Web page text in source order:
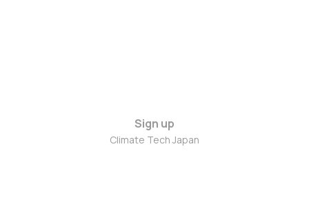
Sign up
Climate Tech Japan